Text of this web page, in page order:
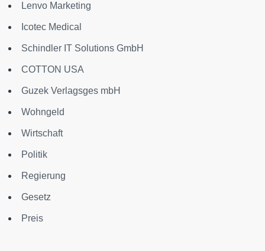
Lenvo Marketing
Icotec Medical
Schindler IT Solutions GmbH
COTTON USA
Guzek Verlagsges mbH
Wohngeld
Wirtschaft
Politik
Regierung
Gesetz
Preis